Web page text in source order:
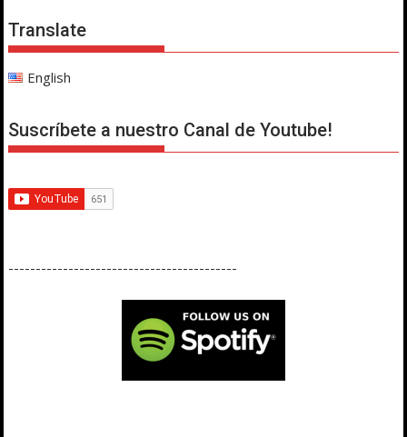
Translate
English
Suscríbete a nuestro Canal de Youtube!
------------------------------------------